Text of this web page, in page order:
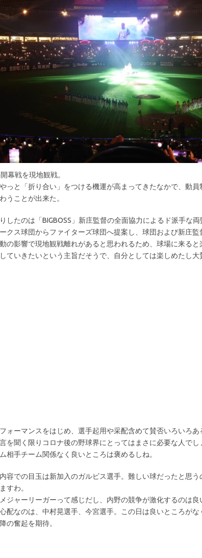
幕戦を現地観戦。
っと「折り合い」をつける機運が高まってきたなかで、動
うことが出来た。
したのは「BIGBOSS」新庄監督の全面協力によるド派手な両
クス球団からファイターズ球団へ提案し、球団および新庄監
の影響で現地観戦離れがあると思われるため、球場に来ると
ていきたいという主旨だそうで、自分としては楽しめたし大
ォーマンスをはじめ、選手起用や采配含めて賛否いろいろあ
を聞く限りコロナ後の野球界にとってはまさに必要な人でし
相手チーム関係なく良いところは褒めるしね。
容での目玉は新加入のガルビス選手。難しい球だったと思う
すわ。
ジャーリーガーって感じだし、内野の競争が激化するのは良
配なのは、中村晃選手、今宮選手。この日は良いところがな
の奮起を期待。